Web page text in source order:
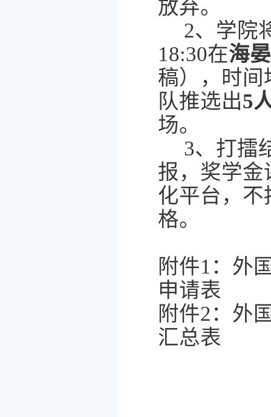
放弃。
2、学院
18:30在海
稿），时间
队推选出5
场。
3、打擂
报，奖学金
化平台，不
格。
附件1 ：外
申请表
附件2 ：外
汇总表